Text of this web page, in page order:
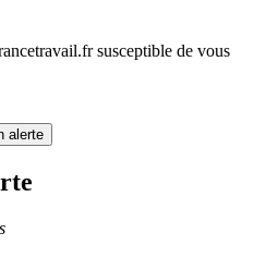
susceptible de vous
alerte